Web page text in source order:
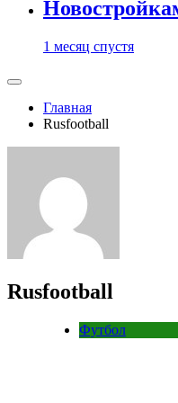
1 месяц спустя
Главная
Rusfootball
Rusfootball
Футбол